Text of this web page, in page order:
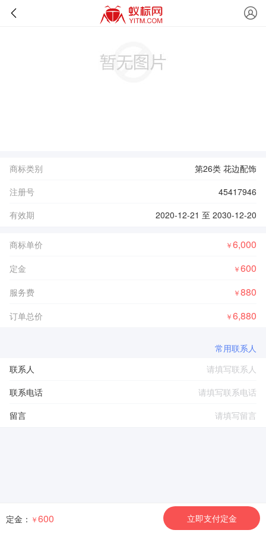
商标类别
第26类 花边配饰
注册号
45417946
有效期
2020-12-21 至 2030-12-20
商标单价 ￥6,000
定金 ￥600
服务费 ￥880
订单总价 ￥6,880
常用联系人
联系人
联系电话
留言
定金： ￥600 立即支付定金